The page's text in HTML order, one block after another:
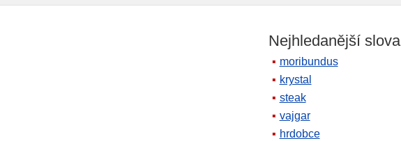
Nejhledanější slova
moribundus
krystal
steak
vajgar
hrdobce